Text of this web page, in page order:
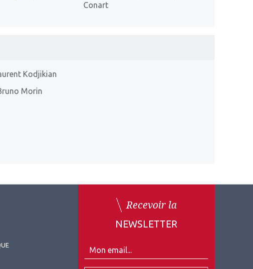
Conart
Kodjikian
Morin
Recevoir la
NEWSLETTER